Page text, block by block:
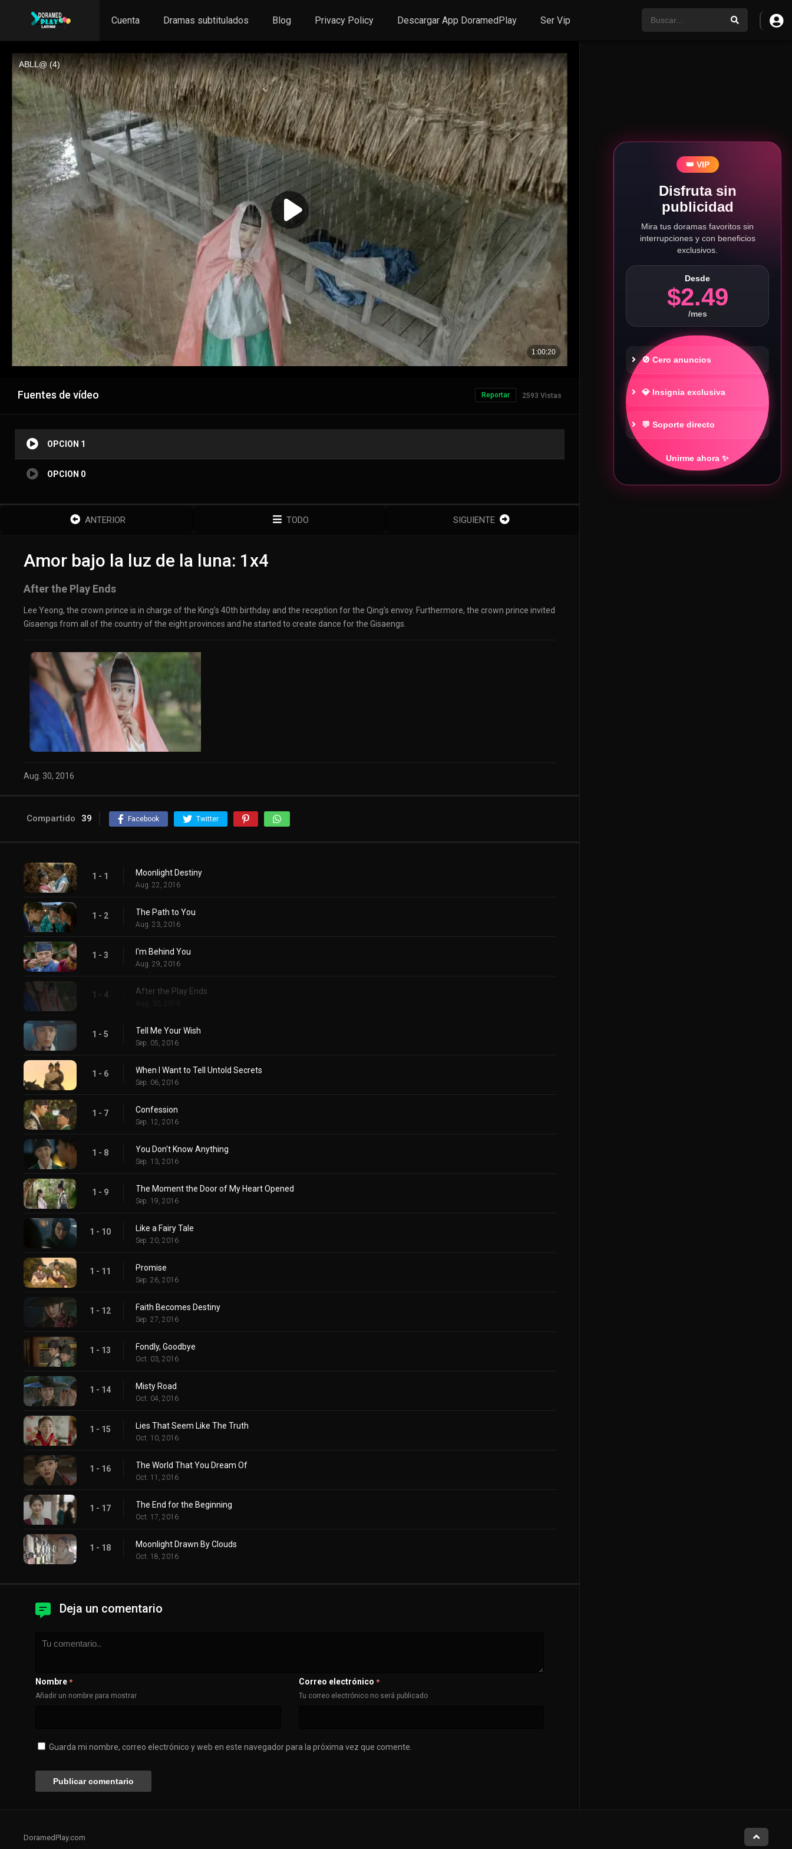
Cuenta Dramas subtitulados Blog Privacy Policy Descargar App DoramedPlay Ser Vip
Fuentes de vídeo 2593 Vistas
Reportar
OPCION 1
OPCION 0
ANTERIOR TODO SIGUIENTE
Amor bajo la luz de la luna: 1x4
After the Play Ends
Lee Yeong, the crown prince is in charge of the King’s 40th birthday and the reception for the Qing’s envoy. Furthermore, the crown prince invited
Gisaengs from all of the country of the eight provinces and he started to create dance for the Gisaengs.
Aug. 30, 2016
Compartido 39 Facebook Twitter
1 - 1 Moonlight Destiny
Aug. 22, 2016
1 - 2 The Path to You
Aug. 23, 2016
1 - 3 I'm Behind You
Aug. 29, 2016
1 - 4 After the Play Ends
Aug. 30, 2016
1 - 5 Tell Me Your Wish
Sep. 05, 2016
1 - 6 When I Want to Tell Untold Secrets
Sep. 06, 2016
1 - 7 Confession
Sep. 12, 2016
1 - 8 You Don't Know Anything
Sep. 13, 2016
1 - 9 The Moment the Door of My Heart Opened
Sep. 19, 2016
1 - 10 Like a Fairy Tale
Sep. 20, 2016
1 - 11 Promise
Sep. 26, 2016
1 - 12 Faith Becomes Destiny
Sep. 27, 2016
1 - 13 Fondly, Goodbye
Oct. 03, 2016
1 - 14 Misty Road
Oct. 04, 2016
1 - 15 Lies That Seem Like The Truth
Oct. 10, 2016
1 - 16 The World That You Dream Of
Oct. 11, 2016
1 - 17 The End for the Beginning
Oct. 17, 2016
1 - 18 Moonlight Drawn By Clouds
Oct. 18, 2016
Deja un comentario
Nombre *
Añadir un nombre para mostrar
Correo electrónico *
Tu correo electrónico no será publicado
Guarda mi nombre, correo electrónico y web en este navegador para la próxima vez que comente.
👑 VIP
Disfruta sin
publicidad
Mira tus doramas favoritos sin
interrupciones y con beneficios
exclusivos.
Desde
$2.49
/mes
🚫 Cero anuncios
💎 Insignia exclusiva
💬 Soporte directo
Unirme ahora ✨
DoramedPlay.com